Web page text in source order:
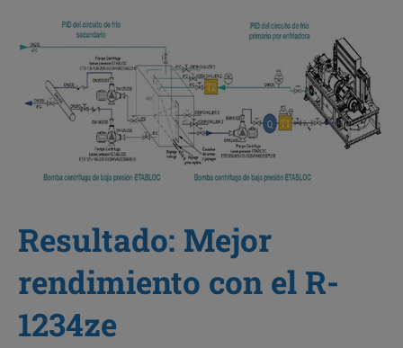
Resultado: Mejor
rendimiento con el R-
1234ze